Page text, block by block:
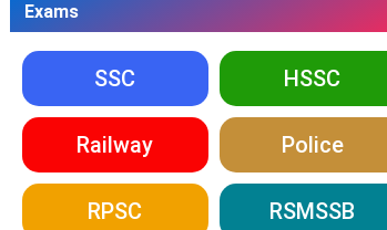
Exams
SSC HSSC
Railway Police
RPSC RSMSSB